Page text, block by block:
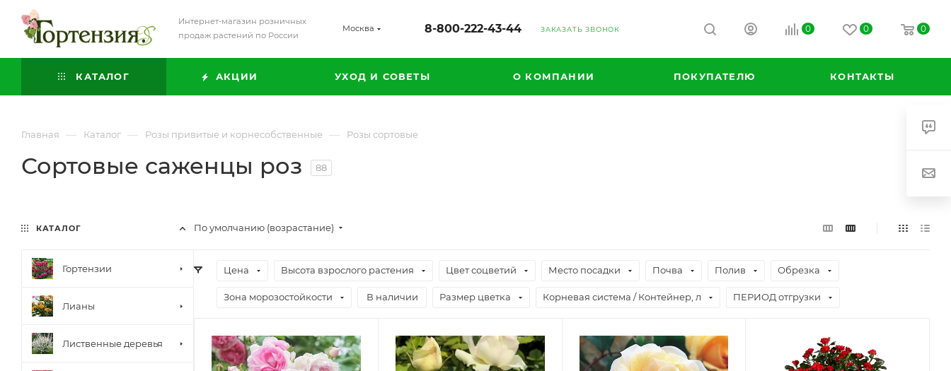
Интернет-магазин розничных
продаж растений по России
Москва 8-800-222-43-44 ЗАКАЗАТЬ ЗВОНОК 0 0 0
КАТАЛОГ АКЦИИ УХОД И СОВЕТЫ О КОМПАНИИ ПОКУПАТЕЛЮ КОНТАКТЫ
Главная — Каталог — Розы привитые и корнесобственные — Розы сортовые
Сортовые саженцы роз 88
По умолчанию (возрастание)
Цена Высота взрослого растения Цвет соцветий Место посадки Почва Полив Обрезка
Зона морозостойкости В наличии Размер цветка Корневая система / Контейнер, л ПЕРИОД отгрузки
КАТАЛОГ
Гортензии
Лианы
Лиственные деревья